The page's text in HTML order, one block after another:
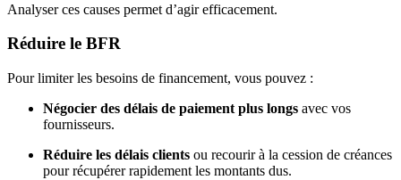
Analyser ces causes permet d’agir efficacement.
Réduire le BFR
Pour limiter les besoins de financement, vous pouvez :
Négocier des délais de paiement plus longs avec vos
fournisseurs.
Réduire les délais clients ou recourir à la cession de créances
pour récupérer rapidement les montants dus.